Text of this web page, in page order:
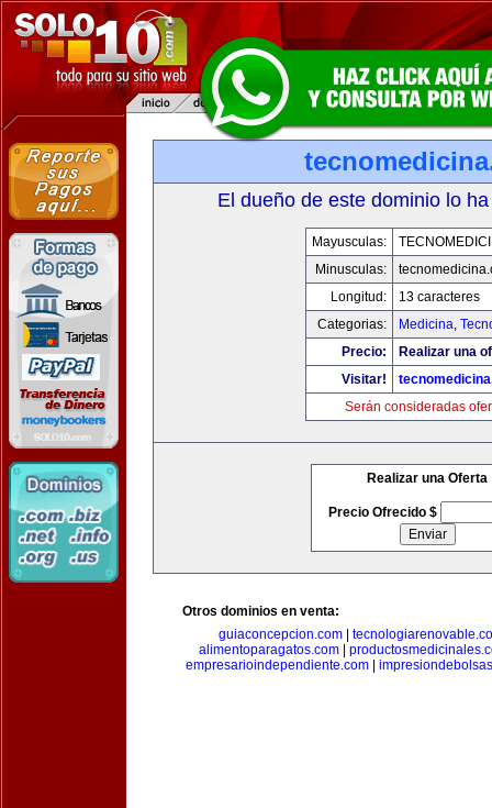
El dueño de este dominio lo
Mayusculas:
Minusculas:
Longitud:
13 caracteres
Categorias:
Medicina,
Precio:
Realizar una
Visitar!
Serán consideradas
Realizar una Oferta
Precio Ofrecido $
Otros dominios en venta:
guiaconcepcion.com|
alimentoparagatos.com
empresarioindependiente.com